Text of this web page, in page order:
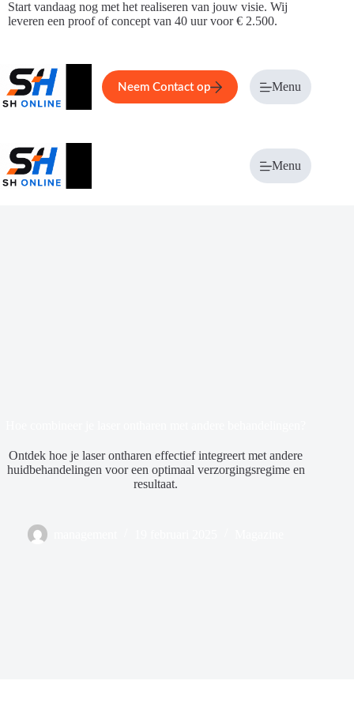
Ga
naar
Start vandaag nog met het realiseren van jouw visie. Wij
leveren een proof of concept van 40 uur voor € 2.500.
Home Service Over ons
Neem Contact op Menu
Menu
Ontdek hoe je laser ontharen effectief integreert met andere
huidbehandelingen voor een optimaal verzorgingsregime en
resultaat.